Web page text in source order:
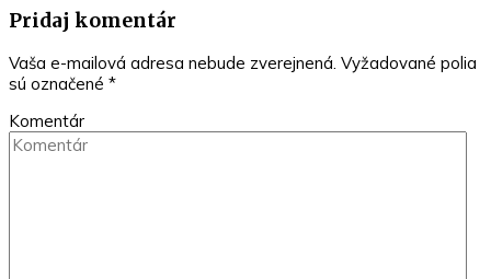
Pridaj komentár
Vaša e-mailová adresa nebude zverejnená. Vyžadované polia
sú označené *
Komentár